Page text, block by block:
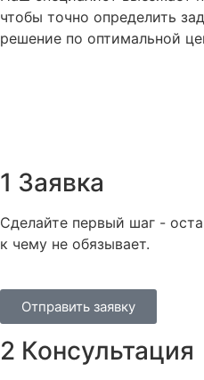
чтобы точно определить
решение по оптимальной
1 Заявка
Сделайте первый шаг -
к чему не обязывает.
Отправить заявку
2 Консультация